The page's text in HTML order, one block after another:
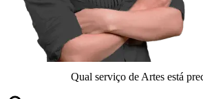
Qual serviço de Artes está